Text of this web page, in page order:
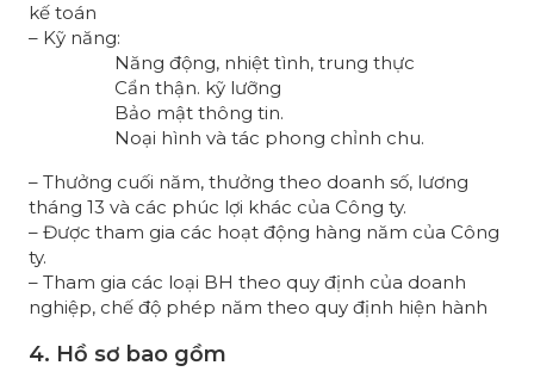
kế toán
– Kỹ năng:
Năng động, nhiệt tình, trung thực
Cẩn thận. kỹ lưỡng
Bảo mật thông tin.
Noại hình và tác phong chỉnh chu.
– Thưởng cuối năm, thưởng theo doanh số, lương
tháng 13 và các phúc lợi khác của Công ty.
– Được tham gia các hoạt động hàng năm của Công
ty.
– Tham gia các loại BH theo quy định của doanh
nghiệp, chế độ phép năm theo quy định hiện hành
4. Hồ sơ bao gồm